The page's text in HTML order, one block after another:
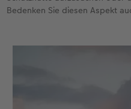
Bedenken Sie diesen Aspekt